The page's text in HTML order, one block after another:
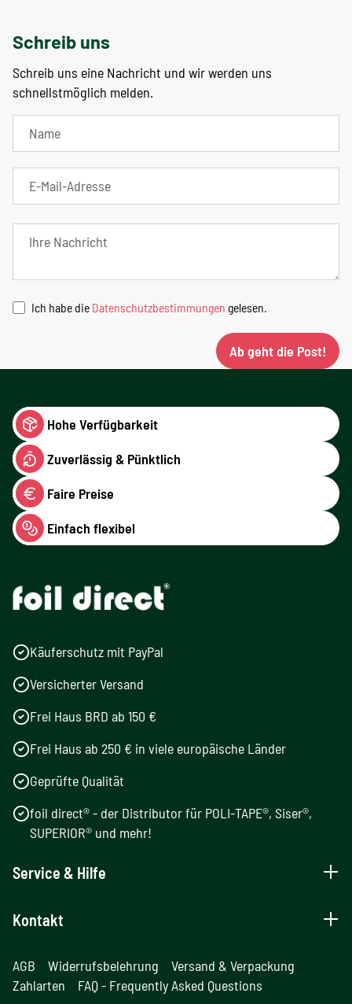
Schreib uns
Schreib uns eine Nachricht und wir werden uns
schnellstmöglich melden.
Ich habe die Datenschutzbestimmungen gelesen.
Ab geht die Post!
Hohe Verfügbarkeit
Zuverlässig & Pünktlich
Faire Preise
Einfach flexibel
Käuferschutz mit PayPal
Versicherter Versand
Frei Haus BRD ab 150 €
Frei Haus ab 250 € in viele europäische Länder
Geprüfte Qualität
foil direct® - der Distributor für POLI-TAPE®, Siser®,
SUPERIOR® und mehr!
Service & Hilfe
Kontakt
AGB Widerrufsbelehrung
Versand & Verpackung
Zahlarten
FAQ - Frequently Asked Questions